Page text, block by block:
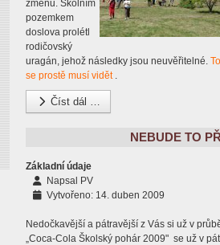
změnu. Školním
pozemkem
doslova prolétl
rodičovský
uragán, jehož následky jsou neuvěřitelné. To
se prostě musí vidět.
Číst dál …
NEBUDE TO
Základní údaje
Napsal PV
Vytvořeno: 14. duben 2009
Nedočkavější a pátravější z Vás si už v
„Coca-Cola Školský pohár 2009" se už v